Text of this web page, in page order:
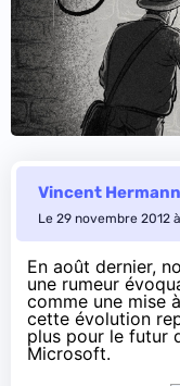
Vincent Hermann
Le 29 novembre 2012
En août dernier,
une rumeur
comme une mise
cette évolution
plus pour le futur
Microsoft.